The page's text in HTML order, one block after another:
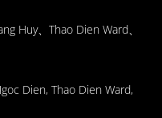
Huy、Thao Dien Ward、
Dien, Thao Dien Ward,